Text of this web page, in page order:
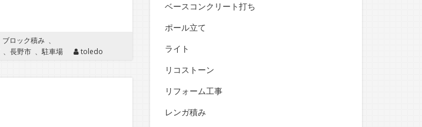
ブロック積み 、
、 長野市 、駐車場 toledo
ベースコンクリート打ち
ポール立て
ライト
リコストーン
リフォーム工事
レンガ積み